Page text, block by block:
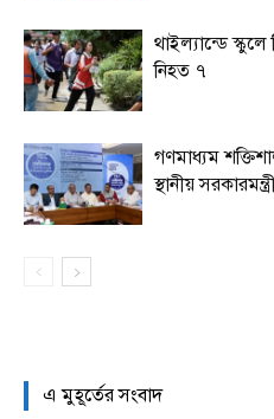
থাইল্যান্ডে স্কুলে
নিহত ৭
গণমাধ্যম
স্থানীয়
এ মুহূর্তের সংবাদ